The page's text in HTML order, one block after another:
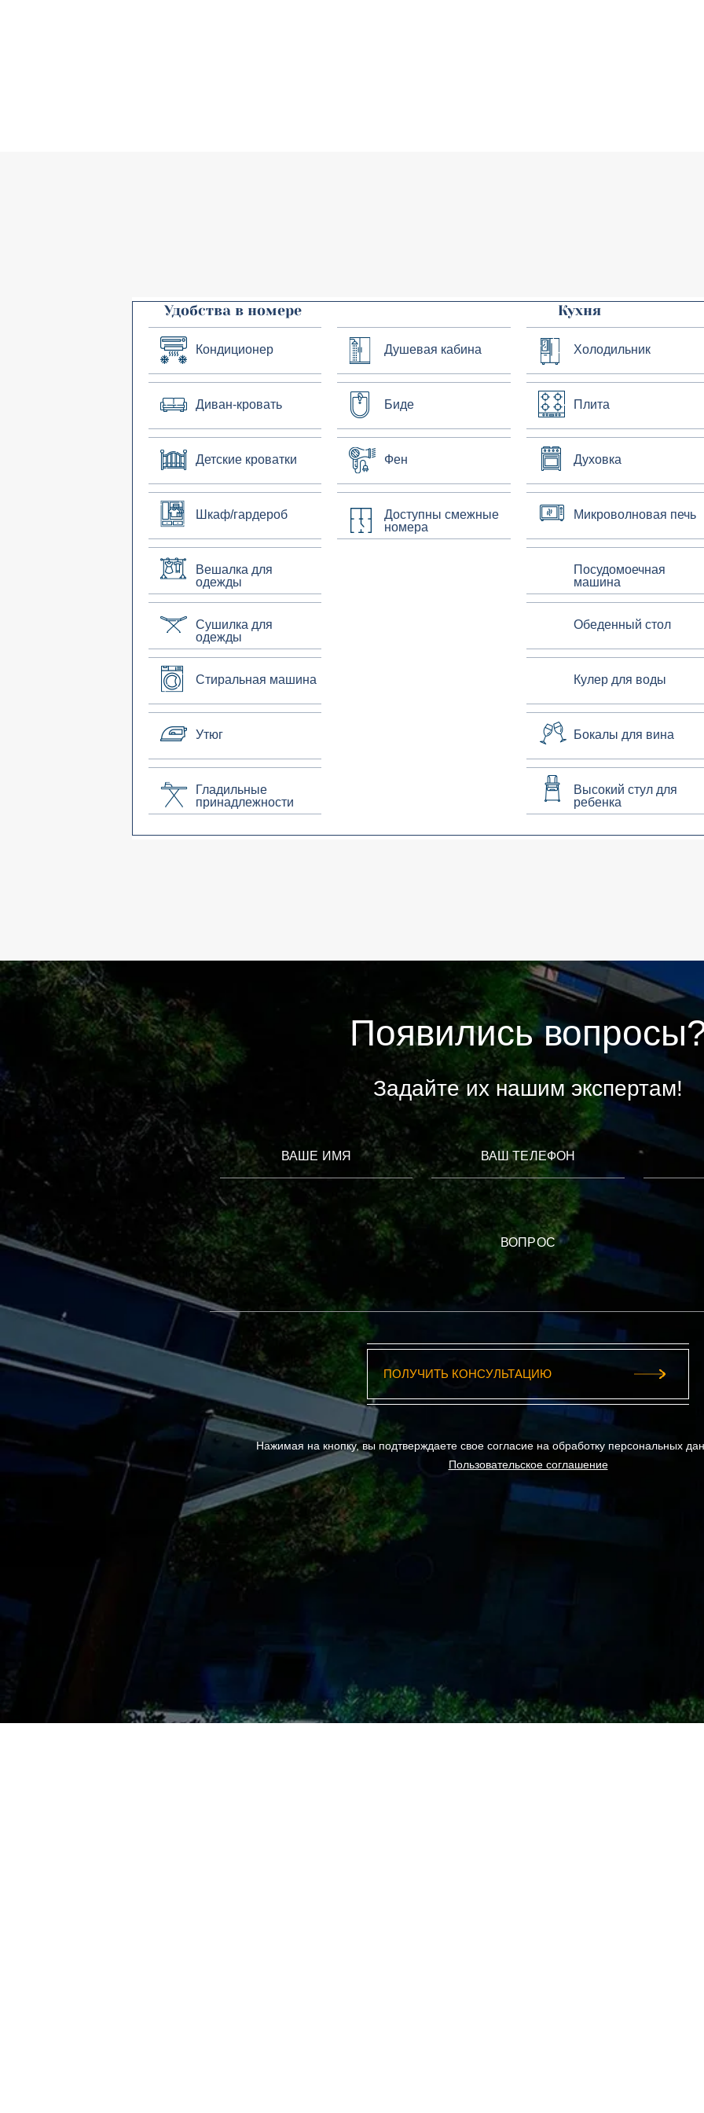
Удобства в номере
Кондиционер
Диван-кровать
Детские кроватки
Шкаф/гардероб
Вешалка для
одежды
Сушилка для
одежды
Стиральная машина
Утюг
Гладильные
принадлежности
Душевая кабина
Биде
Фен
Доступны смежные
номера
Кухня
Холодильник
Плита
Духовка
Микроволновая печь
Посудомоечная
машина
Обеденный стол
Кулер для воды
Бокалы для вина
Высокий стул для
ребенка
Появились
Задайте их нашим экспертам!
ВАШЕ ИМЯ ВАШ ТЕЛЕФОН
ВОПРОС
Нажимая на кнопку, вы подтверждаете свое согласие на обработку персональных
Пользовательское соглашение